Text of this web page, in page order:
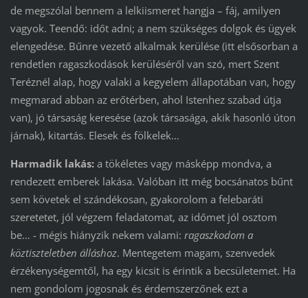
de megszólal bennem a lelkiismeret hangja – fáj, amilyen
vagyok. Teendő: időt adni; a nem szükséges dolgok és ügyek
elengedése. Bűnre vezető alkalmak kerülése (itt elsősorban a
rendetlen ragaszkodások kerüléséről van szó, mert Szent
Teréznél alap, hogy valaki a kegyelem állapotában van, hogy
megmarad abban az erőtérben, ahol Istenhez szabad útja
van), jó társaság keresése (azok társasága, akik hasonló úton
járnak), kitartás. Elesek és fölkelek…
Harmadik lakás:a tökéletes vagy másképp mondva, a
rendezett emberek lakása. Valóban itt még bocsánatos bűnt
sem követek el szándékosan, gyakorolom a felebaráti
szeretetet, jól végzem feladatomat, az időmet jól osztom
be… - mégis hiányzik nekem valami: ragaszkodom a
köztiszteletben álláshoz. Mentegetem magam, szenvedek
érzékenységemtől, ha egy kicsit is érintik a becsületemet. Ha
nem gondolom jogosnak és érdemszerzőnek ezt a